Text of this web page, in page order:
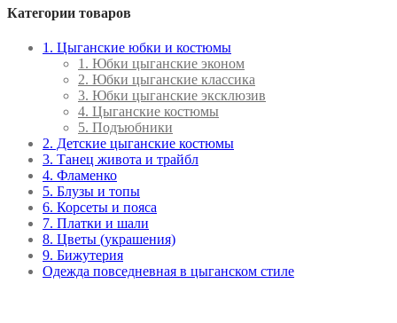
Категории товаров
1. Цыганские юбки и костюмы
1. Юбки цыганские эконом
2. Юбки цыганские классика
3. Юбки цыганские эксклюзив
4. Цыганские костюмы
5. Подъюбники
2. Детские цыганские костюмы
3. Танец живота и трайбл
4. Фламенко
5. Блузы и топы
6. Корсеты и пояса
7. Платки и шали
8. Цветы (украшения)
9. Бижутерия
Одежда повседневная в цыганском стиле